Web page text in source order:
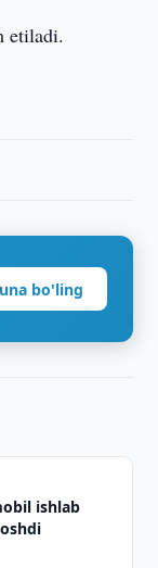
etiladi.
bo'ling
ishlab